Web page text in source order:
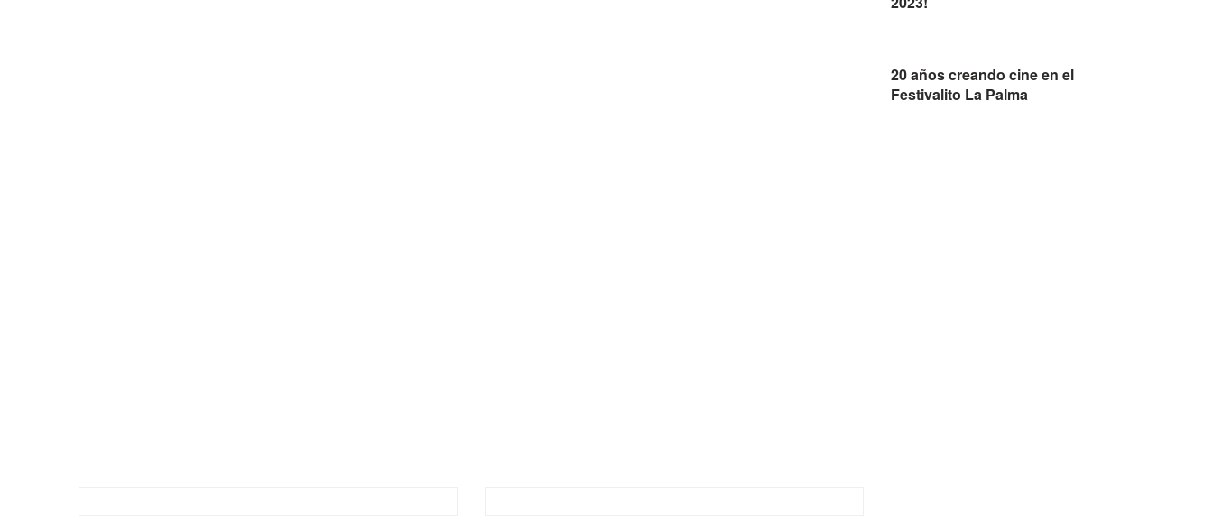
20 años creando cine en el
Festivalito La Palma